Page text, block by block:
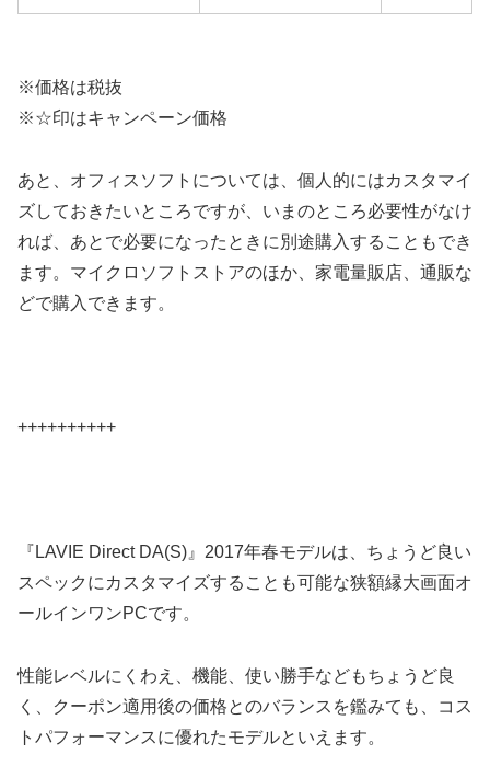
※価格は税抜
※☆印はキャンペーン価格
あと、オフィスソフトについては、個人的にはカスタマイ
ズしておきたいところですが、いまのところ必要性がなけ
れば、あとで必要になったときに別途購入することもでき
ます。マイクロソフトストアのほか、家電量販店、通販な
どで購入できます。
++++++++++
『LAVIE Direct DA(S)』2017年春モデルは、ちょうど良い
スペックにカスタマイズすることも可能な狭額縁大画面オ
ールインワンPCです。
性能レベルにくわえ、機能、使い勝手などもちょうど良
く、クーポン適用後の価格とのバランスを鑑みても、コス
トパフォーマンスに優れたモデルといえます。